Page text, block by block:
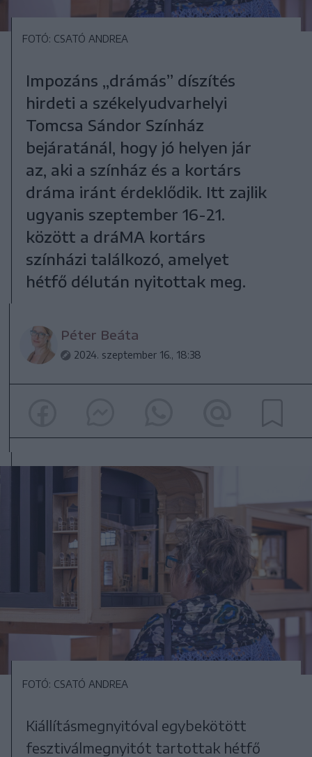
FOTÓ: CSATÓ ANDREA
Impozáns „drámás” díszítés
hirdeti a székelyudvarhelyi
Tomcsa Sándor Színház
bejáratánál, hogy jó helyen jár
az, aki a színház és a kortárs
dráma iránt érdeklődik. Itt zajlik
ugyanis szeptember 16-21.
között a dráMA kortárs
színházi találkozó, amelyet
hétfő délután nyitottak meg.
Péter Beáta
2024. szeptember 16., 18:38
FOTÓ: CSATÓ ANDREA
Kiállításmegnyitóval egybekötött
fesztiválmegnyitót tartottak hétfő